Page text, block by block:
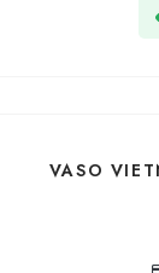
VASO